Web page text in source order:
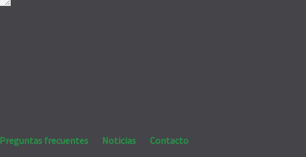
Preguntas frecuentes Noticias Contacto